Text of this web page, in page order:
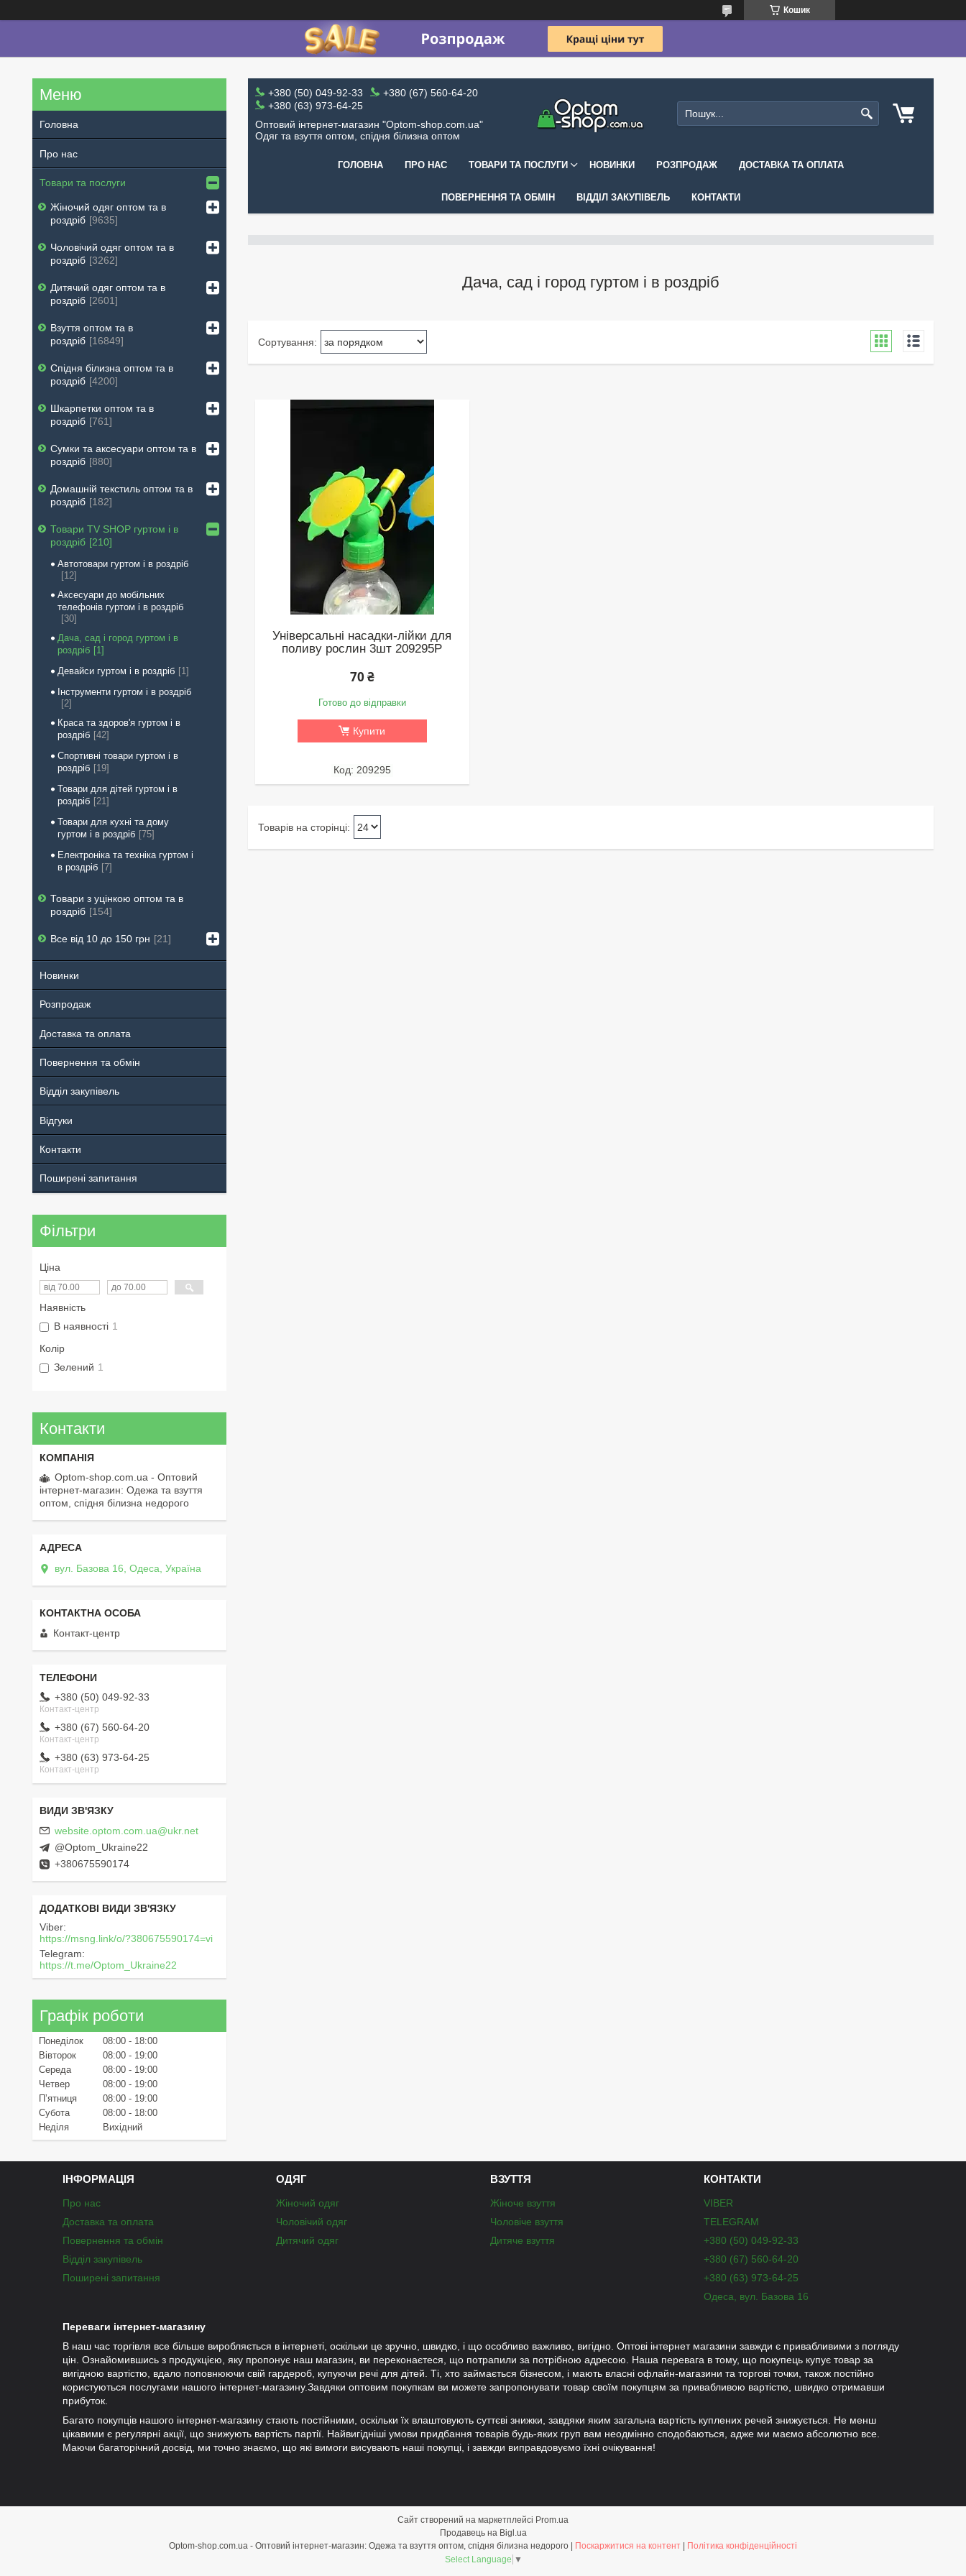
Кошик
+380 (50) 049-92-33
+380 (67) 560-64-20
+380 (63) 973-64-25
Оптовий інтернет-магазин "Optom-shop.com.ua"
Одяг та взуття оптом, спідня білизна оптом
ГОЛОВНА ПРО НАС ТОВАРИ ТА ПОСЛУГИ НОВИНКИ РОЗПРОДАЖ ДОСТАВКА ТА ОПЛАТА
ПОВЕРНЕННЯ ТА ОБМІН ВІДДІЛ ЗАКУПІВЕЛЬ КОНТАКТИ
Дача, сад і город гуртом і в роздріб
Універсальні насадки-лійки для
поливу рослин 3шт 209295P
70 ₴
Готово до відправки
Купити
209295
Головна
Про нас
Товари та послуги
Жіночий одяг оптом та в
роздріб 9635
Чоловічий одяг оптом та в
роздріб 3262
Дитячий одяг оптом та в
роздріб
2601
Взуття оптом та в
роздріб
16849
Спідня білизна оптом та в
роздріб 4200
Шкарпетки оптом та в
роздріб 761
Сумки та аксесуари оптом та в
роздріб 880
Домашній текстиль оптом та в
роздріб
182
Товари ТV SHOP гуртом і в
роздріб
210
Автотовари гуртом і в роздріб
12
Аксесуари до мобільних
телефонів гуртом і в роздріб
30
Дача, сад і город гуртом і в
роздріб
1
Девайси гуртом і в роздріб
1
Інструменти гуртом і в роздріб
2
Краса та здоров'я гуртом і в
роздріб 42
Спортивні товари гуртом і в
роздріб
19
Товари для дітей гуртом і в
роздріб
21
Товари для кухні та дому
гуртом і в роздріб 75
Електроніка та техніка гуртом і
в роздріб 7
Товари з уцінкою оптом та в
роздріб
154
Все від 10 до 150 грн 21
Новинки
Розпродаж
Доставка та оплата
Повернення та обмін
Відділ закупівель
Відгуки
Контакти
Поширені запитання
Фільтри
Ціна
Наявність
В наявності 1
Колір
Зелений 1
Контакти
Optom-shop.com.ua - Оптовий
інтернет-магазин: Одежа та взуття
оптом, спідня білизна недорого
вул. Базова 16, Одеса, Україна
Контакт-центр
+380 (50) 049-92-33
Контакт-центр
+380 (67) 560-64-20
Контакт-центр
+380 (63) 973-64-25
Контакт-центр
website.optom.com.ua@ukr.net
@Optom_Ukraine22
+380675590174
Viber
https://msng.link/o/?380675590174=vi
Telegram
https://t.me/Optom_Ukraine22
Графік роботи
Понеділок 08:00
18:00
Вівторок
08:00
19:00
Середа
08:00
19:00
Четвер
08:00
19:00
Пʼятниця
08:00
19:00
Субота
08:00
18:00
Неділя
Вихідний
ІНФОРМАЦІЯ
Про нас
Доставка та оплата
Повернення та обмін
Відділ закупівель
Поширені запитання
ОДЯГ
Жіночий одяг
Чоловічий одяг
Дитячий одяг
ВЗУТТЯ
Жіноче взуття
Чоловіче взуття
Дитяче взуття
КОНТАКТИ
VIBER
TELEGRAM
+380 (50) 049-92-33
+380 (67) 560-64-20
+380 (63) 973-64-25
Одеса, вул. Базова 16
Переваги інтернет-магазину
В наш час торгівля все більше виробляється в інтернеті, оскільки це зручно, швидко, і що особливо важливо, вигідно. Оптові інтернет магазини завжди є привабливими з погляду
цін. Ознайомившись з продукцією, яку пропонує наш магазин, ви переконаєтеся, що потрапили за потрібною адресою. Наша перевага в тому, що покупець купує товар за
вигідною вартістю, вдало поповнюючи свій гардероб, купуючи речі для дітей. Ті, хто займається бізнесом, і мають власні офлайн-магазини та торгові точки, також постійно
користуються послугами нашого інтернет-магазину.Завдяки оптовим покупкам ви можете запропонувати товар своїм покупцям за привабливою вартістю, швидко отримавши
прибуток.
Багато покупців нашого інтернет-магазину стають постійними, оскільки їх влаштовують суттєві знижки, завдяки яким загальна вартість куплених речей знижується. Не менш
цікавими є регулярні акції, що знижують вартість партії. Найвигідніші умови придбання товарів будь-яких груп вам неодмінно сподобаються, адже ми маємо абсолютно все.
Маючи багаторічний досвід, ми точно знаємо, що які вимоги висувають наші покупці, і завжди виправдовуємо їхні очікування!
Сайт створений на маркетплейсі Prom.ua
Продавець на Bigl.ua
Поскаржитися на контент
Політика конфіденційності
Select Language ▼